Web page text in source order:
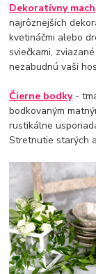
Dekoratívny mach
najrôznejších
kvetináčmi alebo
sviečkami,
nezabudnú vaši
Čierne bodky-
bodkovaným
rustikálne
Stretnutie starých